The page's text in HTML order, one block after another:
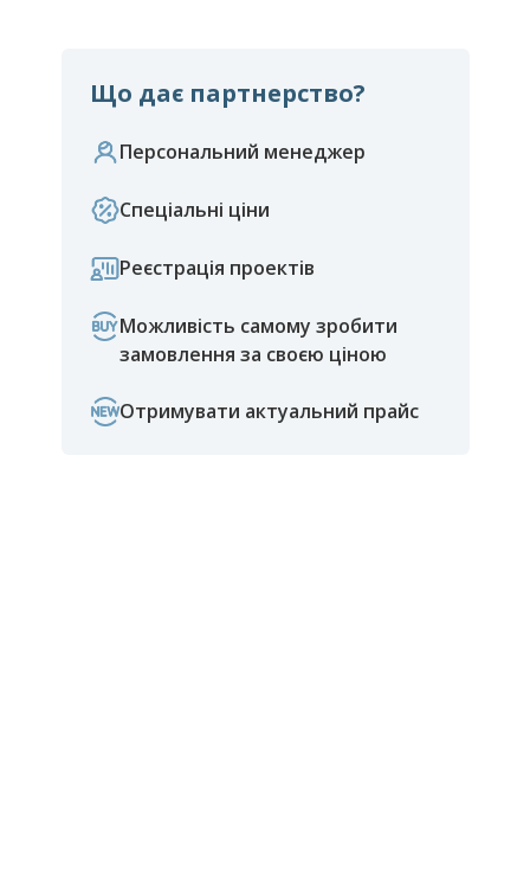
Що дає партнерство?
Персональний менеджер
Спеціальні ціни
Реєстрація проектів
Можливість самому зробити
замовлення за своєю ціною
Отримувати актуальний прайс